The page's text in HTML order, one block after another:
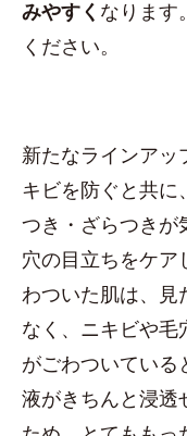
みやすく なります
ください。
新たなラインアッ
キビを防ぐと共に
つき・ざらつきが
穴の目立ちをケア
わついた肌は、見
なく、ニキビや
がごわついている
液がきちんと浸透